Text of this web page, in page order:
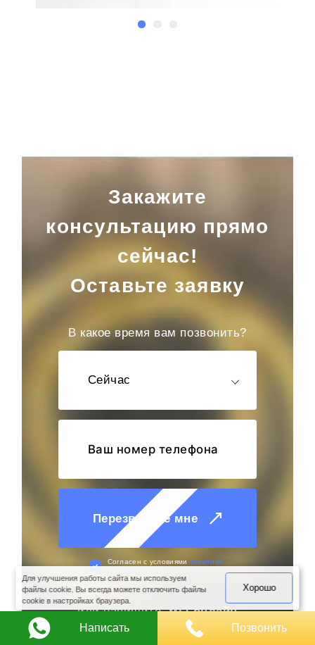
Закажите
консультацию прямо
сейчас!
Оставьте заявку
В какое время вам позвонить?
Сейчас
Перезвоните мне
Cогласен с условиями политики
или напишите,мы онлайн
Для улучшения работы сайта мы используем
файлы cookie. Вы всегда можете отключить файлы
cookie в настройках браузера.
Хорошо
Написать Позвонить